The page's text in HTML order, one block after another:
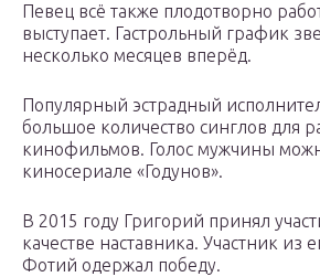
Певец всё также плодотворно
выступает. Гастрольный график
несколько месяцев вперёд.
Популярный эстрадный
большое количество синглов для
кинофильмов. Голос мужчины
киносериале «Годунов».
В 2015 году Григорий принял
качестве наставника. Участник из
Фотий одержал победу.